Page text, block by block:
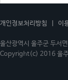
개인정보처리방침 이
울산광역시 울주군 두
Copyright(c) 2016 울